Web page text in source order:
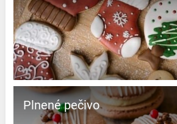
Plnené pečivo